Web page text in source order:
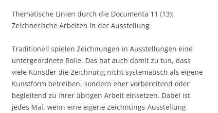
Thematische Linien durch die Documenta 11 (13):
Zeichnerische Arbeiten in der Ausstellung
Traditionell spielen Zeichnungen in Ausstellungen eine
untergeordnete Rolle. Das hat auch damit zu tun, dass
viele Künstler die Zeichnung nicht systematisch als eigene
Kunstform betreiben, sondern eher vorbereitend oder
begleitend zu ihrer übrigen Arbeit einsetzen. Dabei ist
jedes Mal, wenn eine eigene Zeichnungs-Ausstellung